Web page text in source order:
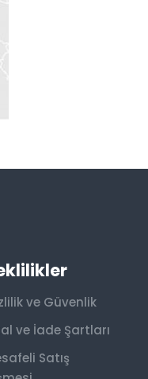
ve Güvenlik
ve İade Şartları
Satış